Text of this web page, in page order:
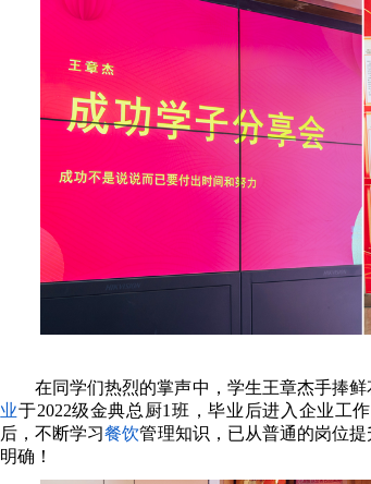
在同学们热烈的掌声中，学生王章杰手捧
业于2022级金典总厨1班，毕业后进入企业工
后，不断学习餐饮管理知识，已从普通的岗位
明确！